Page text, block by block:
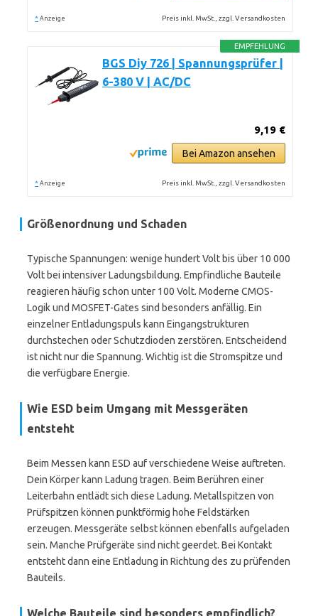
* Anzeige Preis inkl. MwSt., zzgl. Versandkosten
EMPFEHLUNG
BGS Diy 726 | Spannungsprüfer |
6-380 V | AC/DC
9,19 €
Bei Amazon ansehen
* Anzeige Preis inkl. MwSt., zzgl. Versandkosten
Größenordnung und Schaden
Typische Spannungen: wenige hundert Volt bis über 10 000
Volt bei intensiver Ladungsbildung. Empfindliche Bauteile
reagieren häufig schon unter 100 Volt. Moderne CMOS-
Logik und MOSFET-Gates sind besonders anfällig. Ein
einzelner Entladungspuls kann Eingangstrukturen
durchstechen oder Schutzdioden zerstören. Entscheidend
ist nicht nur die Spannung. Wichtig ist die Stromspitze und
die verfügbare Energie.
Wie ESD beim Umgang mit Messgeräten
entsteht
Beim Messen kann ESD auf verschiedene Weise auftreten.
Dein Körper kann Ladung tragen. Beim Berühren einer
Leiterbahn entlädt sich diese Ladung. Metallspitzen von
Prüfspitzen können punktförmig hohe Feldstärken
erzeugen. Messgeräte selbst können ebenfalls aufgeladen
sein. Manche Prüfgeräte sind nicht geerdet. Bei Kontakt
entsteht dann eine Entladung in Richtung des zu prüfenden
Bauteils.
Welche Bauteile sind besonders empfindlich?